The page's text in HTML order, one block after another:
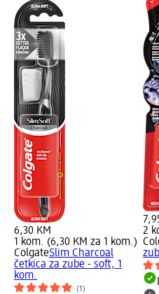
6,30 KM
1 kom. (6,30 KM za 1 kom.)
ColgateSlim Charcoal
četkica za zube - soft, 1
kom.
(1)
2